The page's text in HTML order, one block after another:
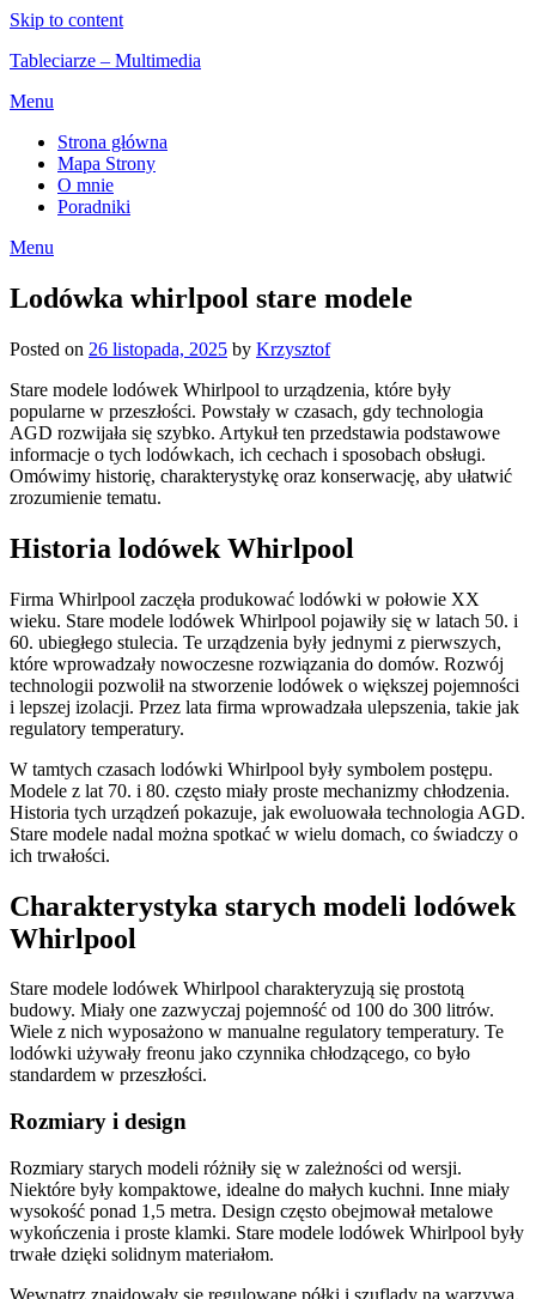
Skip to content
Tableciarze – Multimedia
Menu
Strona główna
Mapa Strony
O mnie
Poradniki
Menu
Lodówka whirlpool stare modele
Posted on 26 listopada, 2025 by Krzysztof
Stare modele lodówek Whirlpool to urządzenia, które były
popularne w przeszłości. Powstały w czasach, gdy technologia
AGD rozwijała się szybko. Artykuł ten przedstawia podstawowe
informacje o tych lodówkach, ich cechach i sposobach obsługi.
Omówimy historię, charakterystykę oraz konserwację, aby ułatwić
zrozumienie tematu.
Historia lodówek Whirlpool
Firma Whirlpool zaczęła produkować lodówki w połowie XX
wieku. Stare modele lodówek Whirlpool pojawiły się w latach 50. i
60. ubiegłego stulecia. Te urządzenia były jednymi z pierwszych,
które wprowadzały nowoczesne rozwiązania do domów. Rozwój
technologii pozwolił na stworzenie lodówek o większej pojemności
i lepszej izolacji. Przez lata firma wprowadzała ulepszenia, takie jak
regulatory temperatury.
W tamtych czasach lodówki Whirlpool były symbolem postępu.
Modele z lat 70. i 80. często miały proste mechanizmy chłodzenia.
Historia tych urządzeń pokazuje, jak ewoluowała technologia AGD.
Stare modele nadal można spotkać w wielu domach, co świadczy o
ich trwałości.
Charakterystyka starych modeli lodówek
Whirlpool
Stare modele lodówek Whirlpool charakteryzują się prostotą
budowy. Miały one zazwyczaj pojemność od 100 do 300 litrów.
Wiele z nich wyposażono w manualne regulatory temperatury. Te
lodówki używały freonu jako czynnika chłodzącego, co było
standardem w przeszłości.
Rozmiary i design
Rozmiary starych modeli różniły się w zależności od wersji.
Niektóre były kompaktowe, idealne do małych kuchni. Inne miały
wysokość ponad 1,5 metra. Design często obejmował metalowe
wykończenia i proste klamki. Stare modele lodówek Whirlpool były
trwałe dzięki solidnym materiałom.
Wewnątrz znajdowały się regulowane półki i szuflady na warzywa.